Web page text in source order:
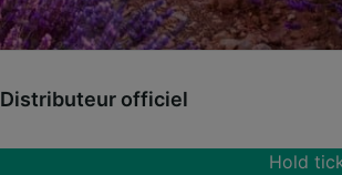
Distributeur officiel